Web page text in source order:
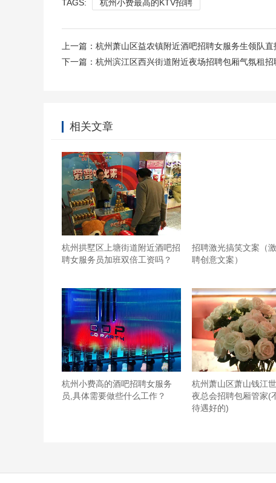
TAGS: 杭州小费最高的KTV招聘
上一篇： 杭州萧山区益农镇附近酒吧招聘女服务生领队直
下一篇： 杭州滨江区西兴街道附近夜场招聘包厢气氛租招
相关文章
杭州拱墅区上塘街道附近酒吧招
聘女服务员加班双倍工资吗？
招聘激光搞笑文案（
聘创意文案）
杭州小费高的酒吧招聘女服务
员,具体需要做些什么工作？
杭州萧山区萧山钱江
夜总会招聘包厢管家(
待遇好的)